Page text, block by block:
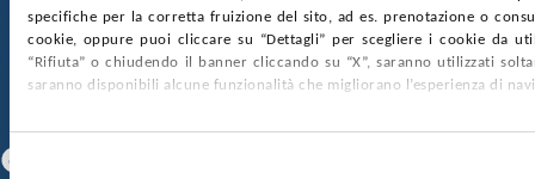
specifiche per la corretta fruizione del sito, ad es. prenotazione o
cookie, oppure puoi cliccare su “Dettagli” per scegliere i cookie da
“Rifiuta” o chiudendo il banner cliccando su “X”, saranno utilizzati
saranno disponibili alcune funzionalità che migliorano l’esperienza di
Selezione
GARE E CONTRATTIPRIVACYCOOKIE POLICY
SOSTIENICIMAPPA DEL SITOACCESSIBILITÀ
CONTATTI